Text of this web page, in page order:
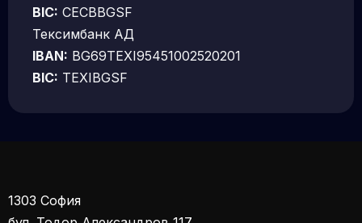
BIC: CECBBGSF
Тексимбанк АД
IBAN: BG69TEXI95451002520201
BIC: TEXIBGSF
1303 София